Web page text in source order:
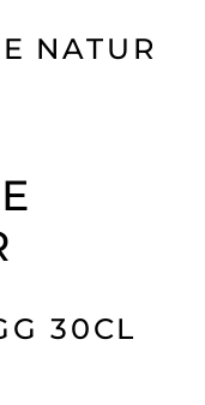
NATUR
30CL